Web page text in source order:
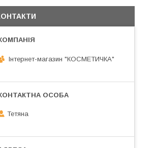
Інтернет-магазин "КОСМЕТИЧКА"
Тетяна